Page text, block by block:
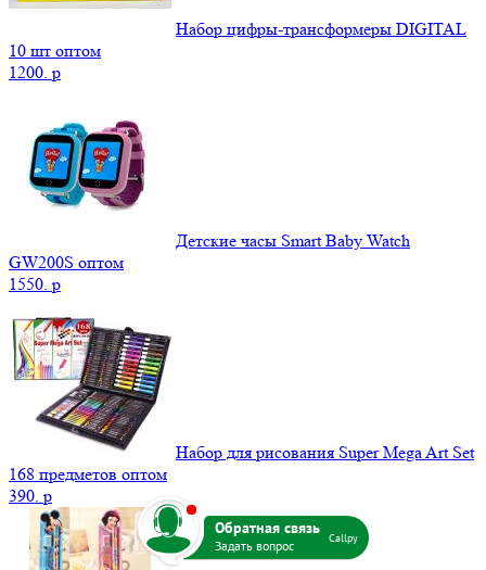
Набор цифры-трансформеры DIGITAL
10 шт оптом
1200. p
Детские часы Smart Baby Watch
GW200S оптом
1550. p
Набор для рисования Super Mega Art Set
168 предметов оптом
390. p
Callpy
b